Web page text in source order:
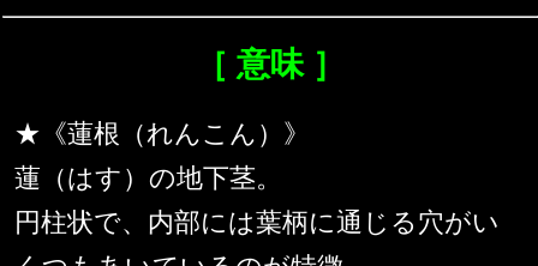
［ 意味 ］
★《蓮根（れんこん）》
蓮（はす）の地下茎。
円柱状で、内部には葉柄に通じる穴がい